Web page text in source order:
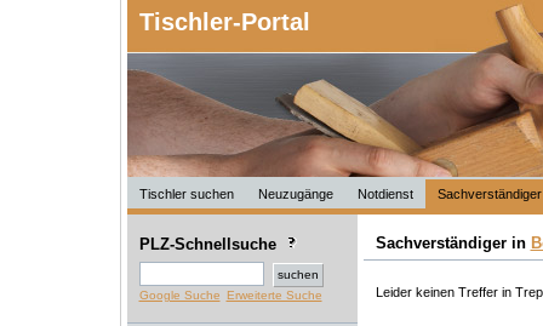
Tischler-Portal
Tischler suchen Neuzugänge Notdienst Sachverständiger
PLZ-Schnellsuche
Google Suche Erweiterte Suche
Sachverständiger in
Leider keinen Treffer in